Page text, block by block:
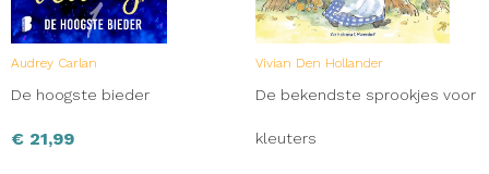
Audrey Carlan
De hoogste bieder
€ 21,99
Vivian Den Hollander
De bekendste sprookjes voor
kleuters